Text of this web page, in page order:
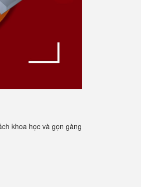
khoa học và gọn gàng